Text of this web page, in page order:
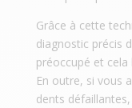
Grâce à cette
diagnostic précis
préoccupé et cela
En outre, si vous
dents